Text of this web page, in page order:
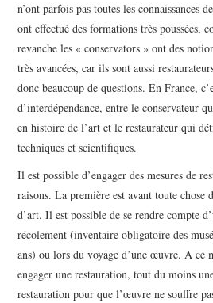
n’ont parfois pas toutes les connaissances
ont effectué des formations très poussées,
revanche les « conservators » ont des
très avancées, car ils sont aussi
donc beaucoup de questions. En France,
d’interdépendance, entre le conservateur
en histoire de l’art et le restaurateur qui
techniques et scientifiques.
Il est possible d’engager des mesures de
raisons. La première est avant toute chose
d’art. Il est possible de se rendre compte
récolement (inventaire obligatoire des
ans) ou lors du voyage d’une œuvre. A ce
engager une restauration, tout du moins
restauration pour que l’œuvre ne souffre